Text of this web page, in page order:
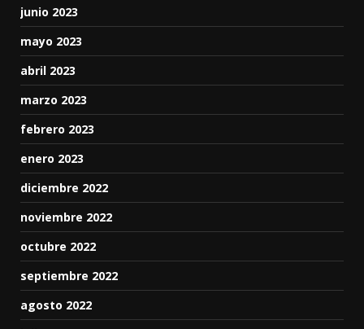
junio 2023
mayo 2023
abril 2023
marzo 2023
febrero 2023
enero 2023
diciembre 2022
noviembre 2022
octubre 2022
septiembre 2022
agosto 2022